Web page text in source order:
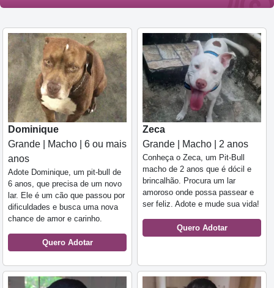
Dominique
Grande | Macho | 6 ou mais
anos
Adote Dominique, um pit-bull de
6 anos, que precisa de um novo
lar. Ele é um cão que passou por
dificuldades e busca uma nova
chance de amor e carinho.
Quero Adotar
Zeca
Grande | Macho | 2 anos
Conheça o Zeca, um Pit-Bull
macho de 2 anos que é dócil e
brincalhão. Procura um lar
amoroso onde possa passear e
ser feliz. Adote e mude sua vida!
Quero Adotar